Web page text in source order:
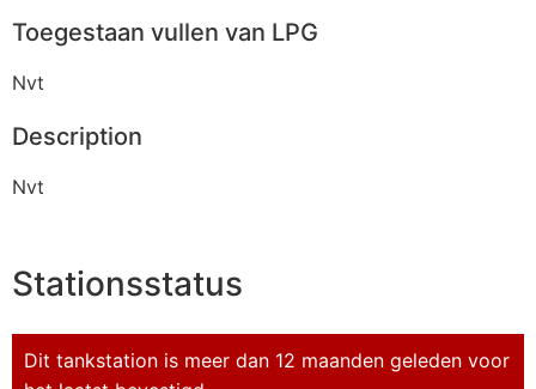
Toegestaan vullen van LPG
Nvt
Description
Nvt
Stationsstatus
Dit tankstation is meer dan 12 maanden geleden voor